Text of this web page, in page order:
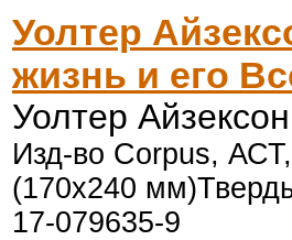
Уолтер
жизнь и его
Уолтер Айзексон
Изд-во Corpus,
(170x240
17-079635-9